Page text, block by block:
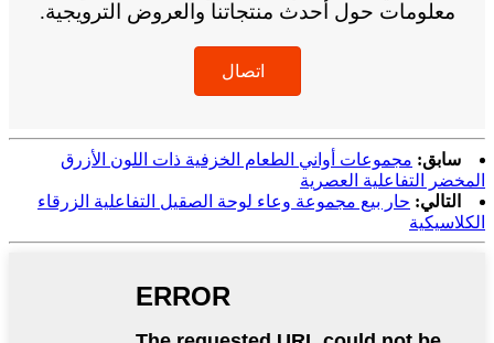
معلومات حول أحدث منتجاتنا والعروض الترويجية.
اتصال
سابق: مجموعات أواني الطعام الخزفية ذات اللون الأزرق
المخضر التفاعلية العصرية
التالي: حار بيع مجموعة وعاء لوحة الصقيل التفاعلية الزرقاء
الكلاسيكية